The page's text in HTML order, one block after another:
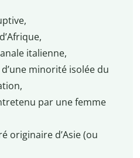
italienne,
minorité isolée du
par une femme
originaire d’Asie (ou